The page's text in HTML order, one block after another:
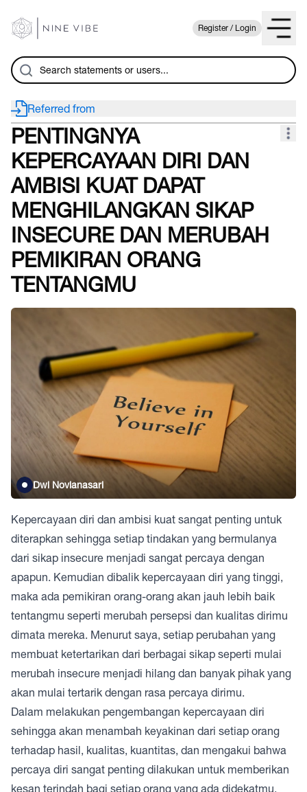
Register / Login
PENTINGNYA
KEPERCAYAAN DIRI DAN
AMBISI KUAT DAPAT
MENGHILANGKAN SIKAP
INSECURE DAN MERUBAH
PEMIKIRAN ORANG
TENTANGMU
Dwi Novianasari
Kepercayaan diri dan ambisi kuat sangat penting untuk
diterapkan sehingga setiap tindakan yang bermulanya
dari sikap insecure menjadi sangat percaya dengan
apapun. Kemudian dibalik kepercayaan diri yang tinggi,
maka ada pemikiran orang-orang akan jauh lebih baik
tentangmu seperti merubah persepsi dan kualitas dirimu
dimata mereka. Menurut saya, setiap perubahan yang
membuat ketertarikan dari berbagai sikap seperti mulai
merubah insecure menjadi hilang dan banyak pihak yang
akan mulai tertarik dengan rasa percaya dirimu.
Dalam melakukan pengembangan kepercayaan diri
sehingga akan menambah keyakinan dari setiap orang
terhadap hasil, kualitas, kuantitas, dan mengakui bahwa
percaya diri sangat penting dilakukan untuk memberikan
kesan terindah bagi setiap orang yang ada didekatmu.
Referred from